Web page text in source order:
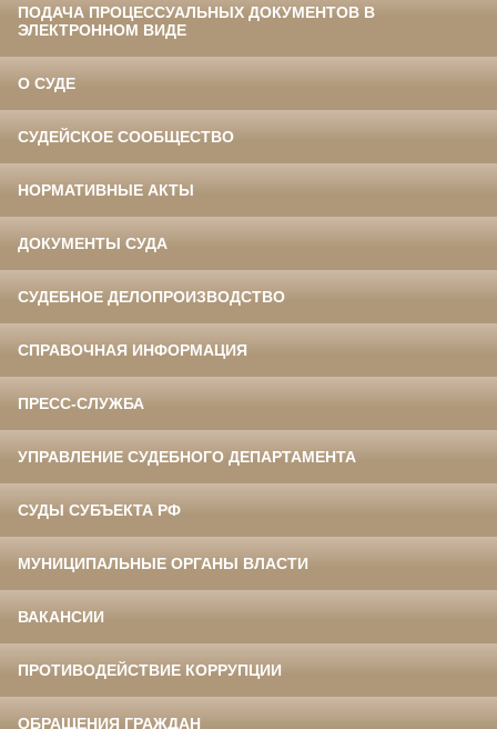
ПОДАЧА ПРОЦЕССУАЛЬНЫХ ДОКУМЕНТОВ В
ЭЛЕКТРОННОМ ВИДЕ
О СУДЕ
СУДЕЙСКОЕ СООБЩЕСТВО
НОРМАТИВНЫЕ АКТЫ
ДОКУМЕНТЫ СУДА
СУДЕБНОЕ ДЕЛОПРОИЗВОДСТВО
СПРАВОЧНАЯ ИНФОРМАЦИЯ
ПРЕСС-СЛУЖБА
УПРАВЛЕНИЕ СУДЕБНОГО ДЕПАРТАМЕНТА
СУДЫ СУБЪЕКТА РФ
МУНИЦИПАЛЬНЫЕ ОРГАНЫ ВЛАСТИ
ВАКАНСИИ
ПРОТИВОДЕЙСТВИЕ КОРРУПЦИИ
ОБРАЩЕНИЯ ГРАЖДАН